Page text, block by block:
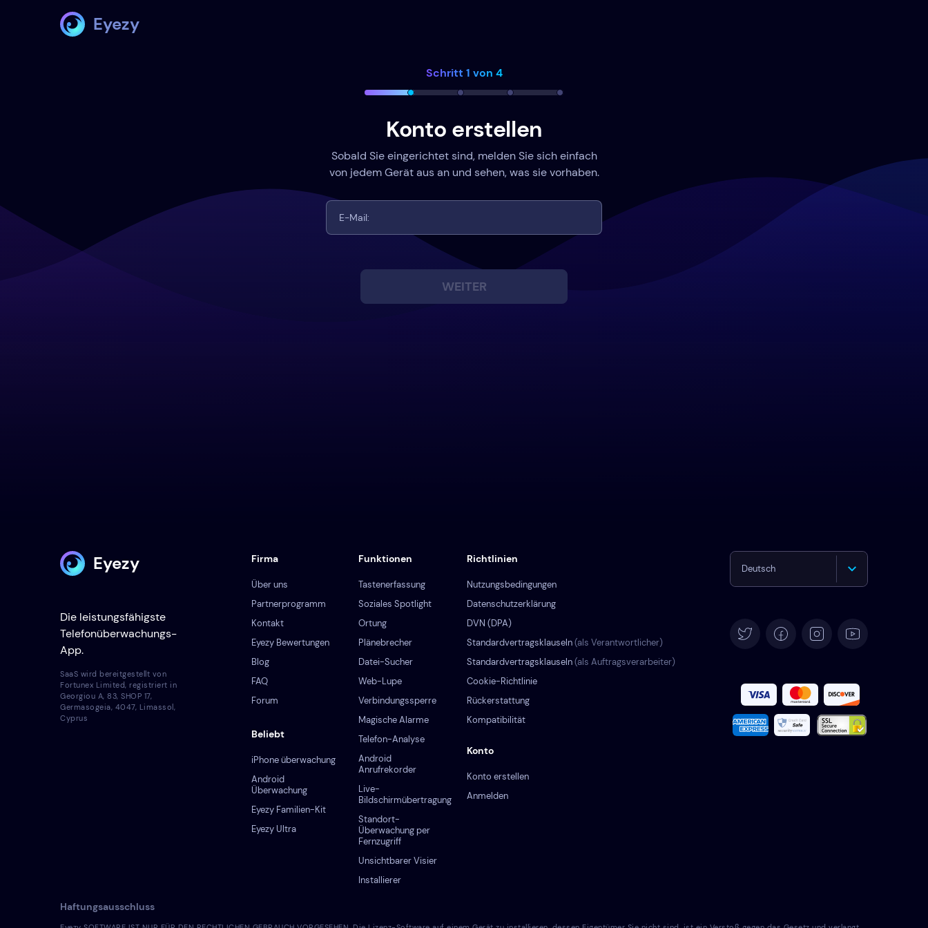
Eyezy
Schritt 1 von 4
Konto erstellen
Sobald Sie eingerichtet sind, melden Sie sich einfach
von jedem Gerät aus an und sehen, was sie vorhaben.
WEITER
Eyezy
Die leistungsfähigste
Telefonüberwachungs-
App.
Firma
Über uns
Partnerprogramm
Kontakt
Eyezy Bewertungen
Blog
FAQ
Forum
Beliebt
iPhone überwachung
Android
Überwachung
Eyezy Familien-Kit
Eyezy Ultra
Konto
Konto erstellen
Anmelden
Richtlinien
Nutzungsbedingungen
Datenschutzerklärung
DVN (DPA)
Standardvertragsklauseln(als Verantwortlicher)
Standardvertragsklauseln(als Auftragsverarbeiter)
Cookie-Richtlinie
Rückerstattung
Kompatibilität
Funktionen
Tastenerfassung
Soziales Spotlight
Ortung
Plänebrecher
Datei-Sucher
Web-Lupe
Verbindungs­sperre
Magische Alarme
Telefon-Analyse
Android
Anrufrekorder
Live-
Bildschirmübertragung
Standort-
Überwachung per
Fernzugriff
Unsichtbarer Visier
Installierer
Deutsch
Español
Italiano
SaaS wird bereitgestellt von
Fortunex Limited, registriert in
Georgiou A, 83, SHOP 17,
Germasogeia, 4047, Limassol,
Cyprus
Haftungsausschluss